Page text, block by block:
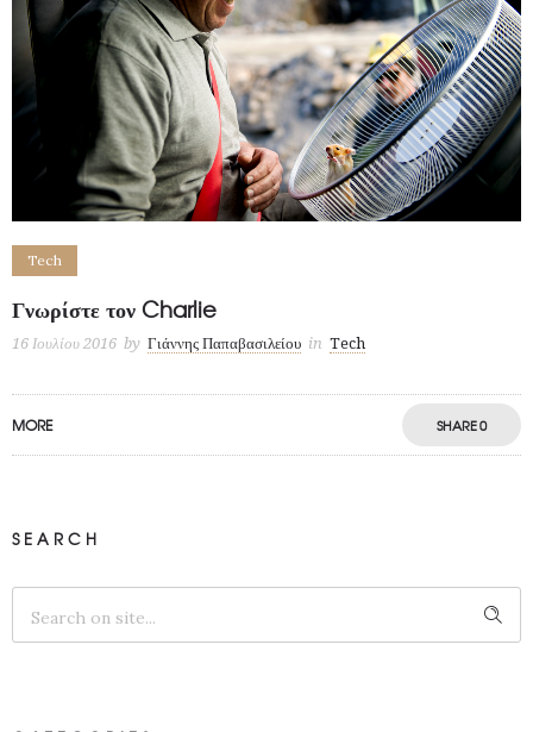
Tech
Γνωρίστε τον Charlie
16 Ιουλίου 2016 by Γιάννης Παπαβασιλείου in Tech
MORE SHARE0
SEARCH